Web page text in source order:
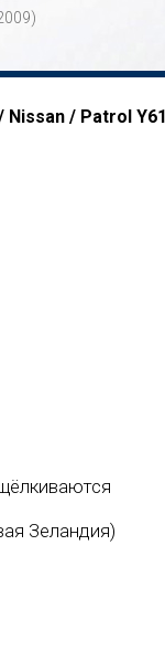
/ Patrol
Зеландия)